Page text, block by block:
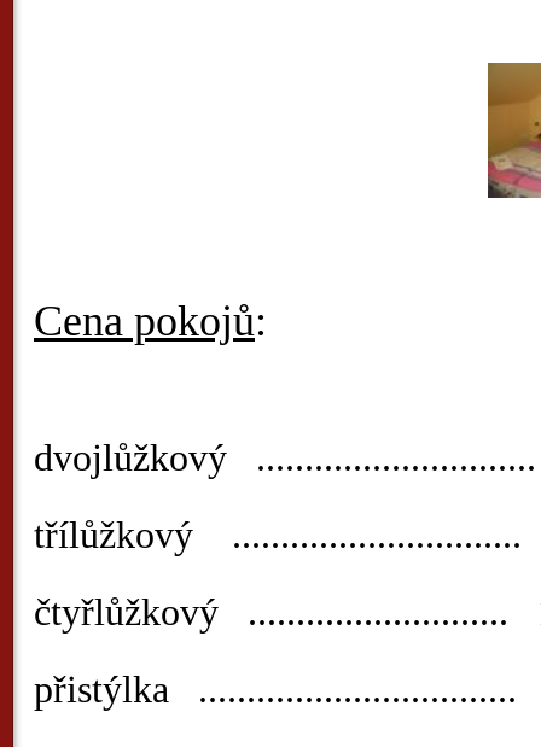
Cena pokojů:
dvojlůžkový
třílůžkový
čtyřlůžkový ...........................
přistýlka .................................